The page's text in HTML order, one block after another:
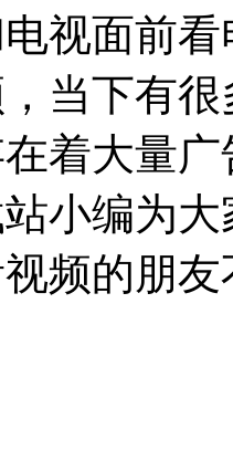
视面前
当下有
着大量
小编为
频的朋